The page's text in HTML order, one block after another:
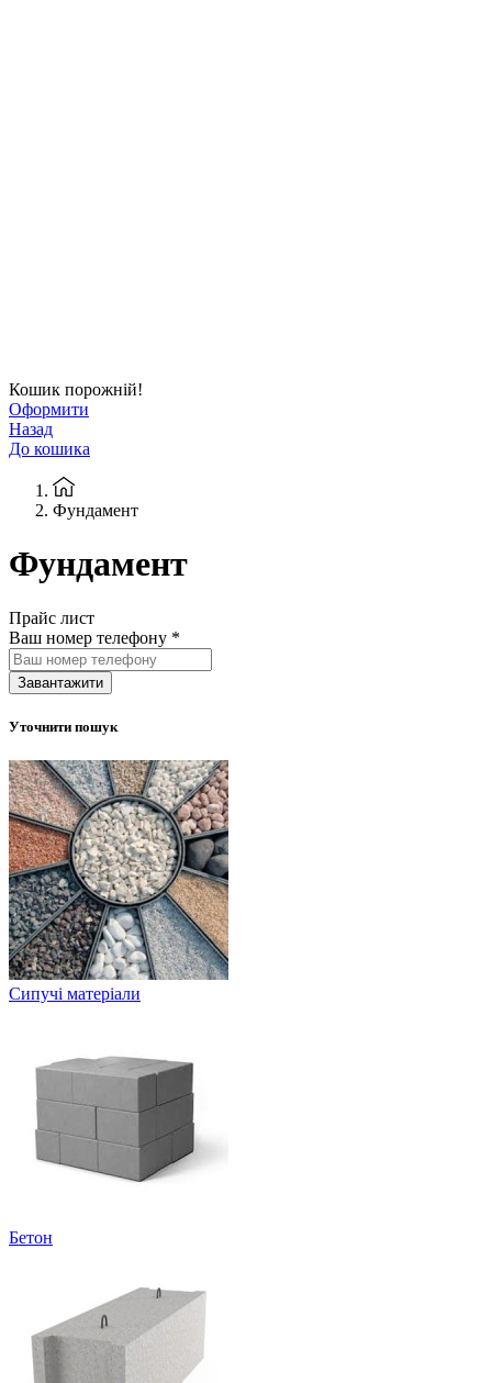
Кошик порожній!
Оформити
Назад
До кошика
Фундамент
Фундамент
Прайс лист
Ваш номер телефону *
Завантажити
Уточнити пошук
Сипучі матеріали
Бетон